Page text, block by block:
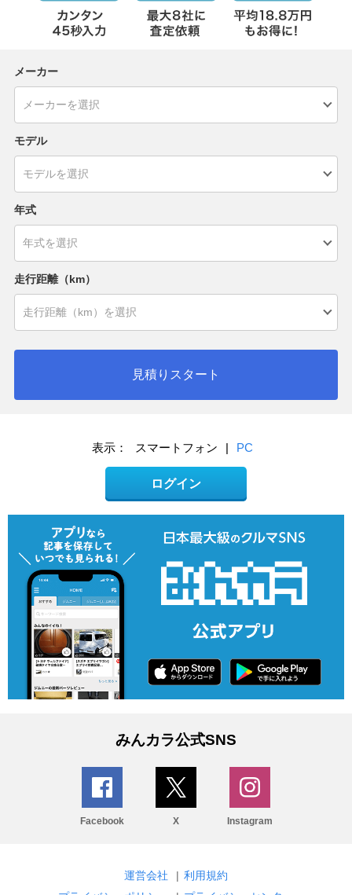
メーカー
モデル
年式
走行距離（km）
見積りスタート
表示： スマートフォン | PC
ログイン
みんカラ公式SNS
Facebook X Instagram
運営会社 | 利用規約